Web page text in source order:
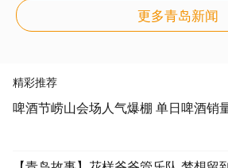
更多青岛新闻
精彩推荐
啤酒节崂山会场人气爆棚 单日啤酒销